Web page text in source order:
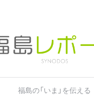
福島の「いま」を伝える